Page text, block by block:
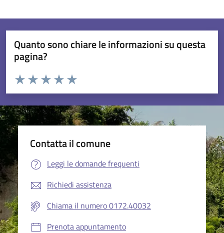
Quanto sono chiare le informazioni su questa
pagina?
Valuta da 1 a 5 stelle la pagina
Valuta 5 stelle su 5
Valuta 4 stelle su 5
Valuta 3 stelle su 5
Valuta 2 stelle su 5
Valuta 1 stelle su 5
Contatta il comune
Leggi le domande frequenti
Richiedi assistenza
Chiama il numero 0172.40032
Prenota appuntamento